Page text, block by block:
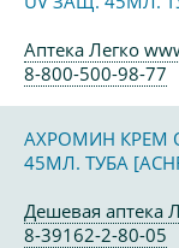
Аптека Легко
8-800-500-98-77
АХРОМИН КРЕМ
45МЛ. ТУБА
Дешевая аптека
8-39162-2-80-05